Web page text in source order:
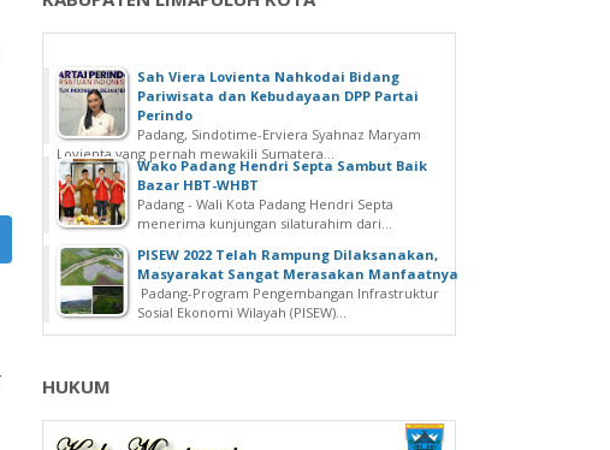
Sah Viera Lovienta Nahkodai Bidang
Pariwisata dan Kebudayaan DPP Partai
Perindo
Padang, Sindotime-Erviera Syahnaz Maryam
Lovienta yang pernah mewakili Sumatera...
Wako Padang Hendri Septa Sambut Baik
Bazar HBT-WHBT
Padang - Wali Kota Padang Hendri Septa
menerima kunjungan silaturahim dari...
PISEW 2022 Telah Rampung Dilaksanakan,
Masyarakat Sangat Merasakan Manfaatnya
Padang-Program Pengembangan Infrastruktur
Sosial Ekonomi Wilayah (PISEW)...
HUKUM